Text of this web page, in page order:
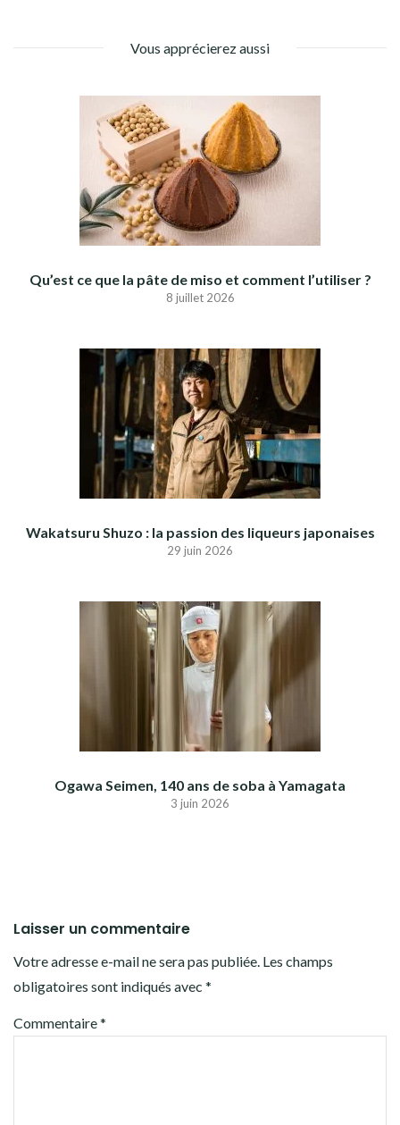
Vous apprécierez aussi
Qu’est ce que la pâte de miso et comment l’utiliser ?
8 juillet 2026
Wakatsuru Shuzo : la passion des liqueurs japonaises
29 juin 2026
Ogawa Seimen, 140 ans de soba à Yamagata
3 juin 2026
Laisser un commentaire
Votre adresse e-mail ne sera pas publiée. Les champs
obligatoires sont indiqués avec *
Commentaire*